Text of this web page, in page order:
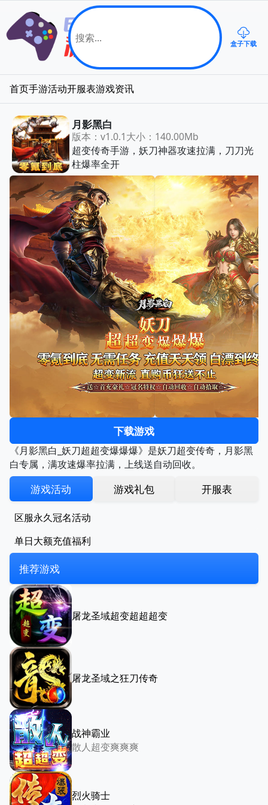
盒子下载
首页手游活动开服表游戏资讯
月影黑白
版本：v1.0.1大小：140.00Mb
超变传奇手游，妖刀神器攻速拉满，刀刀光
柱爆率全开
下载游戏
《月影黑白_妖刀超超变爆爆爆》是妖刀超变传奇，月影黑
白专属，满攻速爆率拉满，上线送自动回收。
游戏活动 游戏礼包 开服表
区服永久冠名活动
单日大额充值福利
推荐游戏
屠龙圣域超变超超超变
屠龙圣域之狂刀传奇
战神霸业
散人超变爽爽爽
烈火骑士